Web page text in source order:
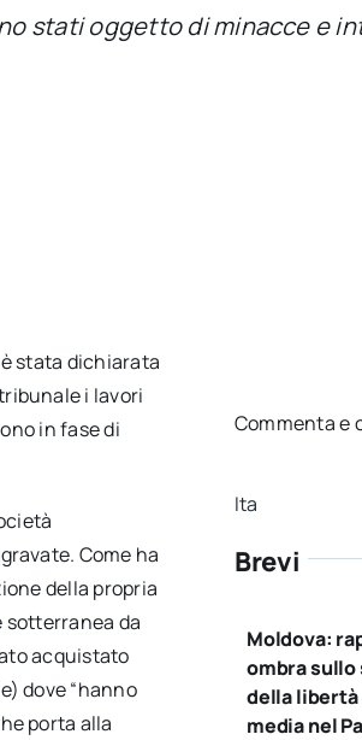
stati oggetto di minacce e
stata dichiarata
i lavori
in fase di
Come ha
della propria
sotterranea da
acquistato
dove “hanno
porta alla
Commenta e
Ita
Brevi
Moldova:
ombra
della libertà
media nel